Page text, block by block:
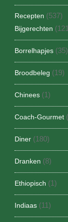
Recepten (537)
Bijgerechten
Borrelhapjes (35)
Broodbeleg (19)
Chinees (1)
Coach-Gourmet
Diner (180)
Dranken (8)
Ethiopisch (1)
Indiaas (11)